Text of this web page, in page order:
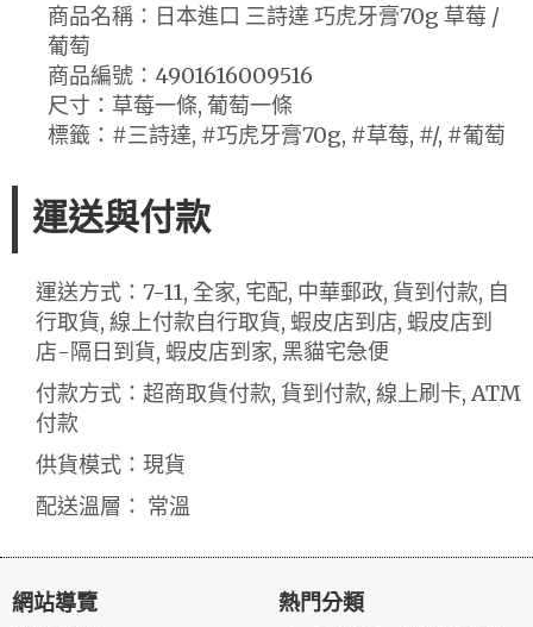
商品名稱：日本進口 三詩達 巧虎牙膏70g 草莓 /
葡萄
商品編號：4901616009516
尺寸：草莓一條, 葡萄一條
標籤：#三詩達, #巧虎牙膏70g, #草莓, #/, #葡萄
運送與付款
運送方式：7-11, 全家, 宅配, 中華郵政, 貨到付款, 自
行取貨, 線上付款自行取貨, 蝦皮店到店, 蝦皮店到
店-隔日到貨, 蝦皮店到家, 黑貓宅急便
付款方式：超商取貨付款, 貨到付款, 線上刷卡, ATM
付款
供貨模式：現貨
配送溫層： 常溫
網站導覽 熱門分類